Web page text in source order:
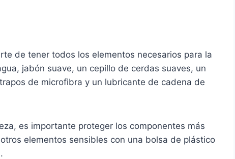
de tener todos los elementos necesarios para la
jabón suave, un cepillo de cerdas suaves, un
de microfibra y un lubricante de cadena de
es importante proteger los componentes más
elementos sensibles con una bolsa de plástico